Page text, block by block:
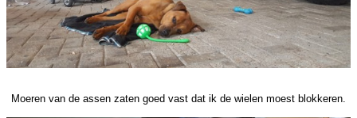
Moeren van de assen zaten goed vast dat ik de wielen moest blokkeren.